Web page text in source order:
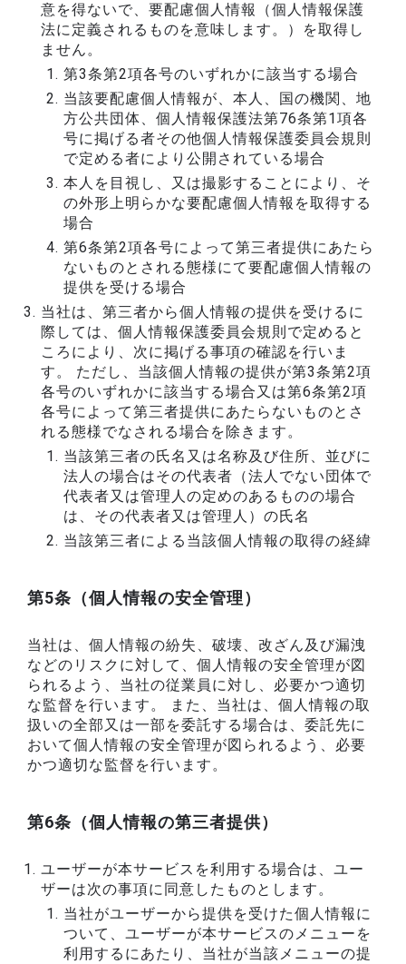
意を得ないで、要配慮個人情報（個人情報保護
法に定義されるものを意味します。）を取得し
ません。
第3条第2項各号のいずれかに該当する場合
当該要配慮個人情報が、本人、国の機関、地
方公共団体、個人情報保護法第76条第1項各
号に掲げる者その他個人情報保護委員会規則
で定める者により公開されている場合
本人を目視し、又は撮影することにより、そ
の外形上明らかな要配慮個人情報を取得する
場合
第6条第2項各号によって第三者提供にあたら
ないものとされる態様にて要配慮個人情報の
提供を受ける場合
当社は、第三者から個人情報の提供を受けるに
際しては、個人情報保護委員会規則で定めると
ころにより、次に掲げる事項の確認を行いま
す。 ただし、当該個人情報の提供が第3条第2項
各号のいずれかに該当する場合又は第6条第2項
各号によって第三者提供にあたらないものとさ
れる態様でなされる場合を除きます。
当該第三者の氏名又は名称及び住所、並びに
法人の場合はその代表者（法人でない団体で
代表者又は管理人の定めのあるものの場合
は、その代表者又は管理人）の氏名
当該第三者による当該個人情報の取得の経緯
第5条（個人情報の安全管理）
当社は、個人情報の紛失、破壊、改ざん及び漏洩
などのリスクに対して、個人情報の安全管理が図
られるよう、当社の従業員に対し、必要かつ適切
な監督を行います。 また、当社は、個人情報の取
扱いの全部又は一部を委託する場合は、委託先に
おいて個人情報の安全管理が図られるよう、必要
かつ適切な監督を行います。
第6条（個人情報の第三者提供）
ユーザーが本サービスを利用する場合は、ユー
ザーは次の事項に同意したものとします。
当社がユーザーから提供を受けた個人情報に
ついて、ユーザーが本サービスのメニューを
利用するにあたり、当社が当該メニューの提